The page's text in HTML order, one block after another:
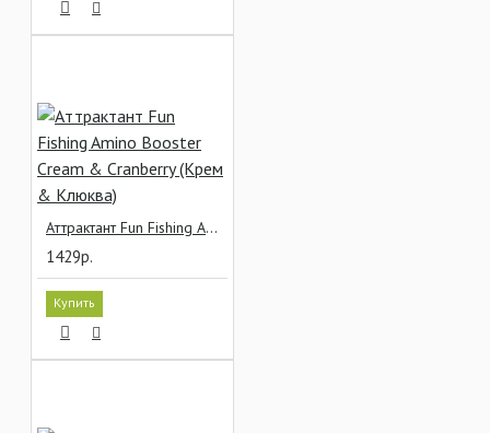
Аттрактант Fun Fishing Amino Booster Cream & Cranberry (Крем & Клюква)
1429р.
Купить